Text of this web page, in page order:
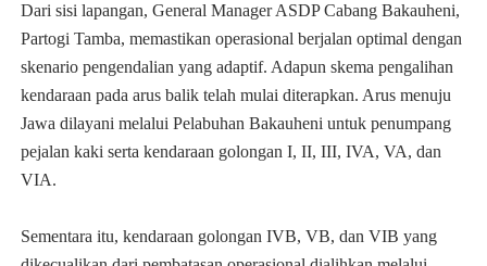
Dari sisi lapangan, General Manager ASDP Cabang Bakauheni,
Partogi Tamba, memastikan operasional berjalan optimal dengan
skenario pengendalian yang adaptif. Adapun skema pengalihan
kendaraan pada arus balik telah mulai diterapkan. Arus menuju
Jawa dilayani melalui Pelabuhan Bakauheni untuk penumpang
pejalan kaki serta kendaraan golongan I, II, III, IVA, VA, dan
VIA.
Sementara itu, kendaraan golongan IVB, VB, dan VIB yang